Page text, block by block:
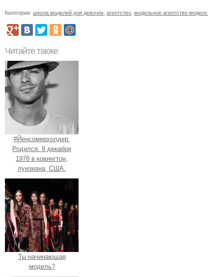
Категории: школа моделей для девочек агентство модельное агентство моделс
Читайте также
#Йенсомерхолдер.
Родился. 8 декабря
1978 в ковингтон,
луизиана, США.
Ты начинающая
модель?